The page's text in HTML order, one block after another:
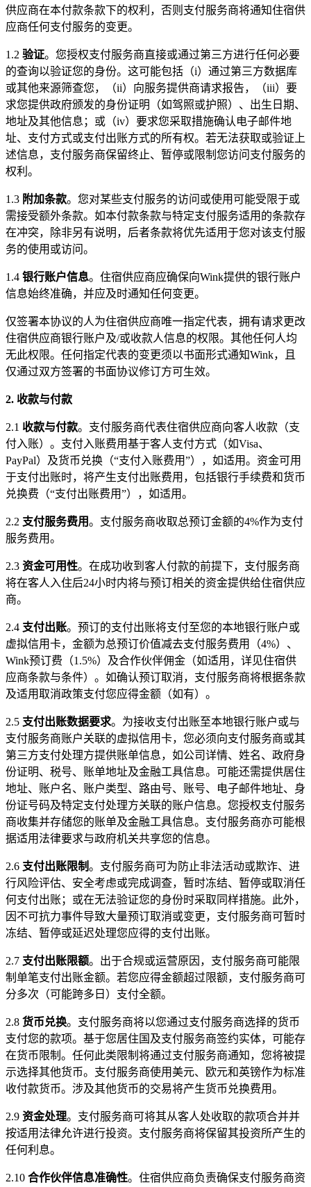
供应商在本付款条款下的权利，否则支付服务商将通知住宿供
应商任何支付服务的变更。
1.2 验证。您授权支付服务商直接或通过第三方进行任何必要
的查询以验证您的身份。这可能包括（i）通过第三方数据库
或其他来源筛查您，（ii）向服务提供商请求报告，（iii）要
求您提供政府颁发的身份证明（如驾照或护照）、出生日期、
地址及其他信息；或（iv）要求您采取措施确认电子邮件地
址、支付方式或支付出账方式的所有权。若无法获取或验证上
述信息，支付服务商保留终止、暂停或限制您访问支付服务的
权利。
1.3 附加条款。您对某些支付服务的访问或使用可能受限于或
需接受额外条款。如本付款条款与特定支付服务适用的条款存
在冲突，除非另有说明，后者条款将优先适用于您对该支付服
务的使用或访问。
1.4 银行账户信息。住宿供应商应确保向Wink提供的银行账户
信息始终准确，并应及时通知任何变更。
仅签署本协议的人为住宿供应商唯一指定代表，拥有请求更改
住宿供应商银行账户及/或收款人信息的权限。其他任何人均
无此权限。任何指定代表的变更须以书面形式通知Wink，且
仅通过双方签署的书面协议修订方可生效。
2. 收款与付款
2.1 收款与付款。支付服务商代表住宿供应商向客人收款（支
付入账）。支付入账费用基于客人支付方式（如Visa、
PayPal）及货币兑换（“支付入账费用”），如适用。资金可用
于支付出账时，将产生支付出账费用，包括银行手续费和货币
兑换费（“支付出账费用”），如适用。
2.2 支付服务费用。支付服务商收取总预订金额的4%作为支付
服务费用。
2.3 资金可用性。在成功收到客人付款的前提下，支付服务商
将在客人入住后24小时内将与预订相关的资金提供给住宿供应
商。
2.4 支付出账。预订的支付出账将支付至您的本地银行账户或
虚拟信用卡，金额为总预订价值减去支付服务费用（4%）、
Wink预订费（1.5%）及合作伙伴佣金（如适用，详见住宿供
应商条款与条件）。如确认预订取消，支付服务商将根据条款
及适用取消政策支付您应得金额（如有）。
2.5 支付出账数据要求。为接收支付出账至本地银行账户或与
支付服务商账户关联的虚拟信用卡，您必须向支付服务商或其
第三方支付处理方提供账单信息，如公司详情、姓名、政府身
份证明、税号、账单地址及金融工具信息。可能还需提供居住
地址、账户名、账户类型、路由号、账号、电子邮件地址、身
份证号码及特定支付处理方关联的账户信息。您授权支付服务
商收集并存储您的账单及金融工具信息。支付服务商亦可能根
据适用法律要求与政府机关共享您的信息。
2.6 支付出账限制。支付服务商可为防止非法活动或欺诈、进
行风险评估、安全考虑或完成调查，暂时冻结、暂停或取消任
何支付出账；或在无法验证您的身份时采取同样措施。此外，
因不可抗力事件导致大量预订取消或变更，支付服务商可暂时
冻结、暂停或延迟处理您应得的支付出账。
2.7 支付出账限额。出于合规或运营原因，支付服务商可能限
制单笔支付出账金额。若您应得金额超过限额，支付服务商可
分多次（可能跨多日）支付全额。
2.8 货币兑换。支付服务商将以您通过支付服务商选择的货币
支付您的款项。基于您居住国及支付服务商签约实体，可能存
在货币限制。任何此类限制将通过支付服务商通知，您将被提
示选择其他货币。支付服务商使用美元、欧元和英镑作为标准
收付款货币。涉及其他货币的交易将产生货币兑换费用。
2.9 资金处理。支付服务商可将其从客人处收取的款项合并并
按适用法律允许进行投资。支付服务商将保留其投资所产生的
任何利息。
2.10 合作伙伴信息准确性。住宿供应商负责确保支付服务商资